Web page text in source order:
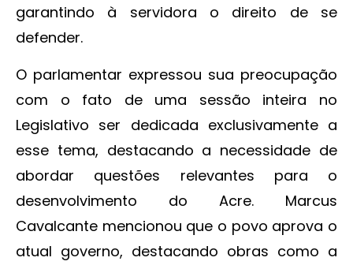
garantindo à servidora o direito de se
defender.
O parlamentar expressou sua preocupação
com o fato de uma sessão inteira no
Legislativo ser dedicada exclusivamente a
esse tema, destacando a necessidade de
abordar questões relevantes para o
desenvolvimento do Acre. Marcus
Cavalcante mencionou que o povo aprova o
atual governo, destacando obras como a